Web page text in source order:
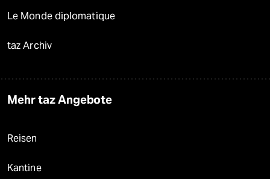
Le Monde diplomatique
taz Archiv
Mehr taz Angebote
Reisen
Kantine